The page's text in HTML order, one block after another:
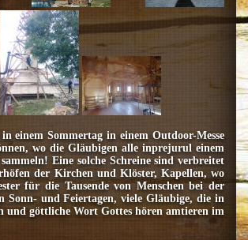
einem Sommertag in einem Outdoor-Messe
wo die Gläubigen alle inprejurul einem
Eine solche Schreine sind verbreitet
der Kirchen und Klöster, Kapellen, wo
für die Tausende von Menschen bei der
Sonn- und Feiertagen, viele Gläubige, die in
und göttliche Wort Gottes hören amtieren im